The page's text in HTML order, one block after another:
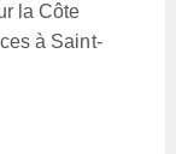
la Côte
à Saint-